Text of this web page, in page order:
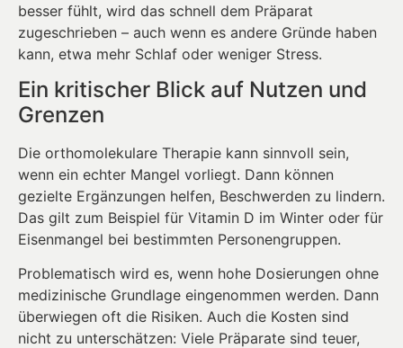
besser fühlt, wird das schnell dem Präparat
zugeschrieben – auch wenn es andere Gründe haben
kann, etwa mehr Schlaf oder weniger Stress.
Ein kritischer Blick auf Nutzen und
Grenzen
Die orthomolekulare Therapie kann sinnvoll sein,
wenn ein echter Mangel vorliegt. Dann können
gezielte Ergänzungen helfen, Beschwerden zu lindern.
Das gilt zum Beispiel für Vitamin D im Winter oder für
Eisenmangel bei bestimmten Personengruppen.
Problematisch wird es, wenn hohe Dosierungen ohne
medizinische Grundlage eingenommen werden. Dann
überwiegen oft die Risiken. Auch die Kosten sind
nicht zu unterschätzen: Viele Präparate sind teuer,